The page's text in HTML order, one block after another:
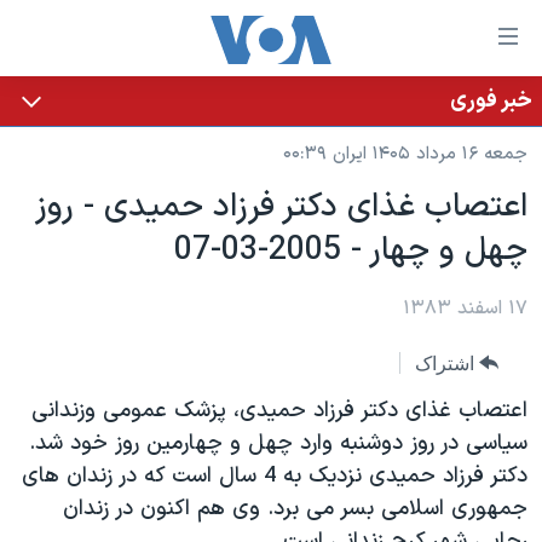
لینکهای
قابل
دسترسی
جهش
محتوای
اصلی
جهش
به
اصلی
جهش
به
جستجو
خانه
نسخه سبک وب‌سایت
موضوع ها
ایران
آمریکا
گزیده‌ها
ویژه برنامه‌ها
ویدیوها
برنامه های تلویزیونی
جدول برنامه ها
صفحه‌های ویژه
عملیات خشم حماسی
۲۵۰سالگی آمریکا
بایگانی برنامه‌های تلویزیونی
پخش رادیویی
یادگیری زبان انگلیسی
خبر فوری
جمعه ۱۶ مرداد ۱۴۰۵ ایران ۰۰:۳۹
اعتصاب غذای دکتر فرزاد حميدی - روز
چهل و چهار - 2005-03-07
۱۷ اسفند ۱۳۸۳
اشتراک
اعتصاب غذای دکتر فرزاد حميدی، پزشک عمومی وزندانی
سياسی در روز دوشنبه وارد چهل و چهارمين روز خود شد.
دکتر فرزاد حميدی نزديک به 4 سال است که در زندان های
جمهوری اسلامی بسر می برد. وی هم اکنون در زندان